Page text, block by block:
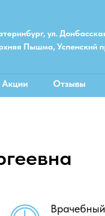
Отзывы
Акции
ул.
Пышма, Успенский